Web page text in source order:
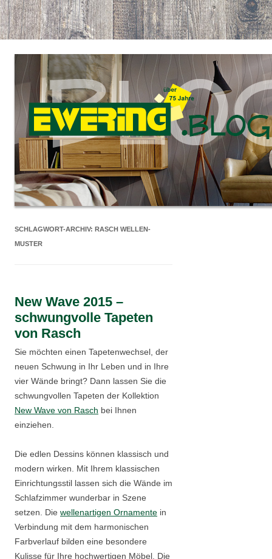
SCHLAGWORT-ARCHIV: RASCH WELLEN-
MUSTER
New Wave 2015 –
schwungvolle Tapeten
von Rasch
Sie möchten einen Tapetenwechsel, der
neuen Schwung in Ihr Leben und in Ihre
vier Wände bringt? Dann lassen Sie die
schwungvollen Tapeten der Kollektion
New Wave von Rasch bei Ihnen
einziehen.
Die edlen Dessins können klassisch und
modern wirken. Mit Ihrem klassischen
Einrichtungsstil lassen sich die Wände im
Schlafzimmer wunderbar in Szene
setzen. Die wellenartigen Ornamente in
Verbindung mit dem harmonischen
Farbverlauf bilden eine besondere
Kulisse für Ihre hochwertigen Möbel. Die